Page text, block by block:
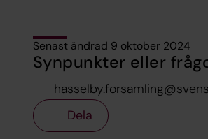
Senast ändrad 9 oktober 2024
Synpunkter eller
Dela